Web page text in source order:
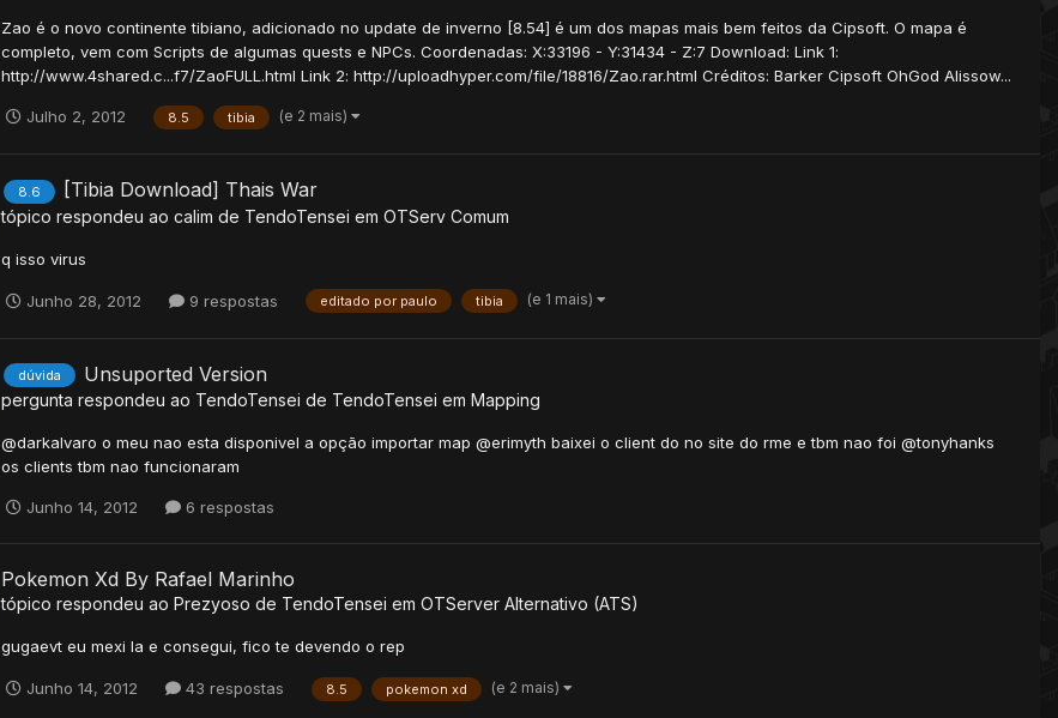
Zao é o novo continente tibiano, adicionado no update de inverno [8.54] é um dos mapas mais bem feitos da Cipsoft. O mapa é
completo, vem com Scripts de algumas quests e NPCs. Coordenadas: X:33196 - Y:31434 - Z:7 Download: Link 1:
http://www.4shared.c...f7/ZaoFULL.html Link 2: http://uploadhyper.com/file/18816/Zao.rar.html Créditos: Barker Cipsoft OhGod Alissow...
Julho 2, 2012 8.5 tibia (e 2 mais)
8.6 [Tibia Download] Thais War
tópico respondeu ao calim de TendoTensei em OTServ Comum
q isso virus
Junho 28, 2012 9 respostas editado por paulo tibia (e 1 mais)
dúvida Unsuported Version
pergunta respondeu ao TendoTensei de TendoTensei em Mapping
@darkalvaro o meu nao esta disponivel a opção importar map @erimyth baixei o client do no site do rme e tbm nao foi @tonyhanks
os clients tbm nao funcionaram
Junho 14, 2012 6 respostas
Pokemon Xd By Rafael Marinho
tópico respondeu ao Prezyoso de TendoTensei em OTServer Alternativo (ATS)
gugaevt eu mexi la e consegui, fico te devendo o rep
Junho 14, 2012 43 respostas 8.5 pokemon xd (e 2 mais)